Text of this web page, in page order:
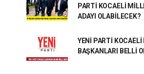
PARTİ KOCAELİ
ADAYI OLABİLECEK?
YENİ PARTİ KOCAELİ
BAŞKANLARI BELLİ